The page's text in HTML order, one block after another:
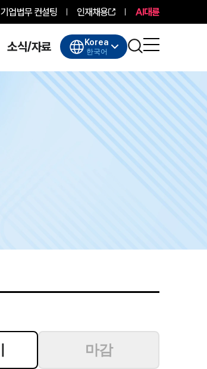
기업법무 컨설팅 인재채용 AI대륜
소식/자료 Korea
한국어
대륜소개
대륜소개
고객의 소리
주요 업무사례
기업 인사이트
마감